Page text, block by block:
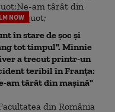
NOW
în stare de șoc și
tot timpul". Minnie
a trecut printr-un
teribil în Franța:
am târât din mașină"